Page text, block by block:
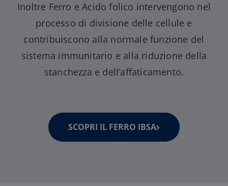
Inoltre Ferro e Acido folico intervengono nel
processo di divisione delle cellule e
contribuiscono alla normale funzione del
sistema immunitario e alla riduzione della
stanchezza e dell’affaticamento.
SCOPRI IL FERRO IBSA